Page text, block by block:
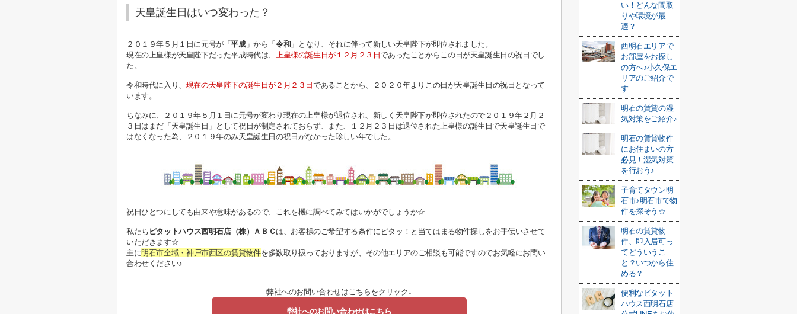
天皇誕生日はいつ変わった？
２０１９年５月１日に元号が「平成」から「令和 」となり、それに伴って新しい天皇陛下が即位されました。
現在の上皇様が天皇陛下だった平成時代は、上皇様の誕生日が１２月２３日であったことからこの日が天皇誕生日の祝日でし
た。
令和時代に入り、 現在の天皇陛下の誕生日が２月２３日であることから、２０２０年よりこの日が天皇誕生日の祝日となって
います。
ちなみに、２０１９年５月１日に元号が変わり現在の上皇様が退位され、新しく天皇陛下が即位されたので２０１９年２月２
３日はまだ「天皇誕生日」として祝日が制定されておらず、また、１２月２３日は退位された上皇様の誕生日で天皇誕生日で
はなくなった為、２０１９年のみ天皇誕生日の祝日がなかった珍しい年でした。
祝日ひとつにしても由来や意味があるので、これを機に調べてみてはいかがでしょうか☆
私たち ピタットハウス西明石店（株）ＡＢＣは、お客様のご希望する条件にピタッ！と当てはまる物件探しをお手伝いさせて
いただきます☆
主に明石市全域・神戸市西区の賃貸物件を多数取り扱っておりますが、 その他エリアのご相談も可能ですのでお気軽にお問い
合わせください♪
弊社へのお問い合わせはこちらをクリック↓
弊社へのお問い合わせはこちら
い！どんな間取
りや環境が最
適？
西明石エリアで
お部屋をお探し
の方へ♪小久保エ
リアのご紹介で
す
明石の賃貸の湿
気対策をご紹介♪
明石の賃貸物件
にお住まいの方
必見！湿気対策
を行おう♪
子育てタウン明
石市♪明石市で物
件を探そう☆
明石の賃貸物
件、即入居可っ
てどういうこ
と？いつから住
める？
便利なピタット
ハウス西明石店